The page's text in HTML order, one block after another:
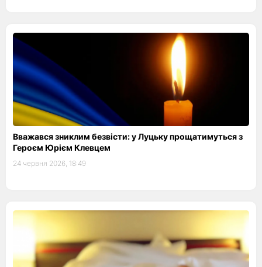
Вважався зниклим безвісти: у Луцьку прощатимуться з
Героєм Юрієм Клевцем
24 червня 2026, 18:49